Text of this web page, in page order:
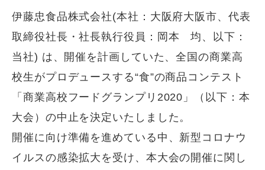
伊藤忠食品株式会社(本社：大阪府大阪市、代表
取締役社長・社長執行役員：岡本 均、以下：
当社) は、開催を計画していた、全国の商業高
校生がプロデュースする“食”の商品コンテスト
「商業高校フードグランプリ2020」（以下：本
大会）の中止を決定いたしました。
開催に向け準備を進めている中、新型コロナウ
イルスの感染拡大を受け、本大会の開催に関し